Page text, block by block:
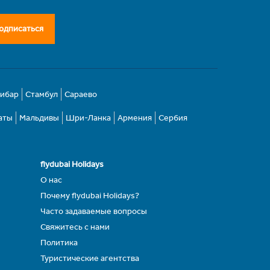
Стамбул Сараево
Мальдивы Шри-Ланка Армения Сербия
flydubai Holidays
О нас
Почему flydubai Holidays?
Часто задаваемые вопросы
Свяжитесь с нами
Политика
Туристические агентства